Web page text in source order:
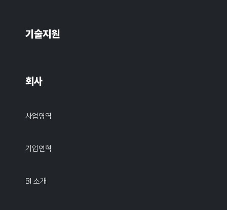
기술지원
회사
사업영역
기업연혁
BI 소개